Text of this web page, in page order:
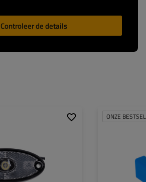
Controleer de details
12 V
breedtelicht ,Reflectie
plat
ONZE